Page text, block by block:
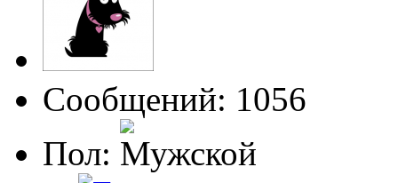
Сообщений: 1056
Пол: